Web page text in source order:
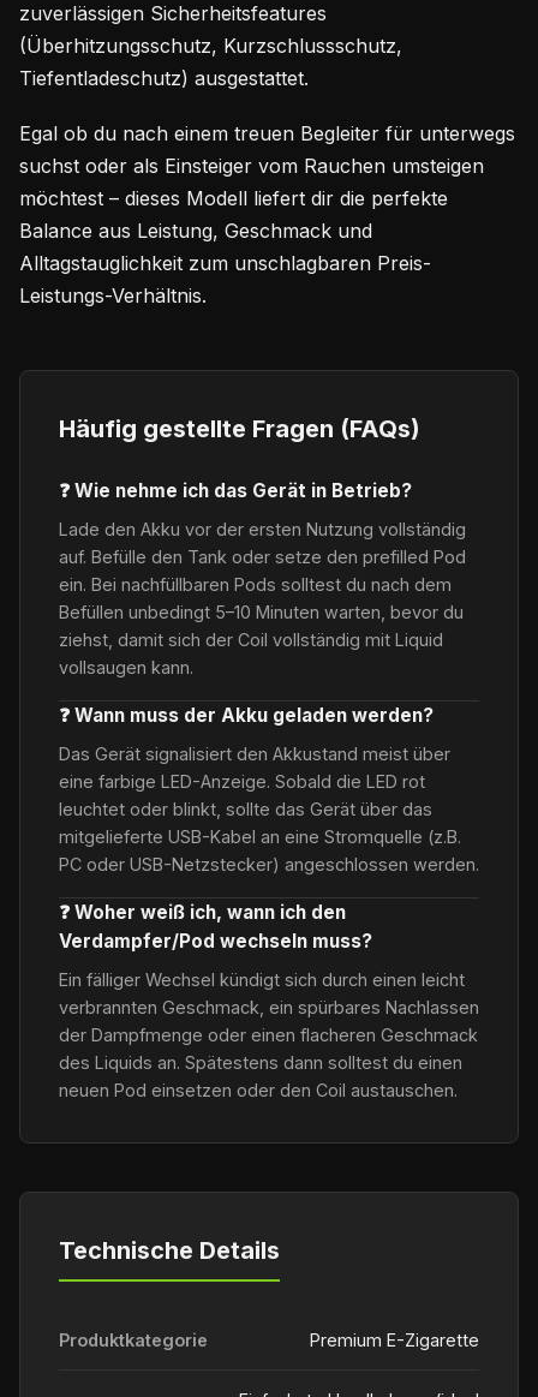
zuverlässigen Sicherheitsfeatures
(Überhitzungsschutz, Kurzschlussschutz,
Tiefentladeschutz) ausgestattet.
Egal ob du nach einem treuen Begleiter für unterwegs
suchst oder als Einsteiger vom Rauchen umsteigen
möchtest – dieses Modell liefert dir die perfekte
Balance aus Leistung, Geschmack und
Alltagstauglichkeit zum unschlagbaren Preis-
Leistungs-Verhältnis.
Häufig gestellte Fragen (FAQs)
❓ Wie nehme ich das Gerät in Betrieb?
Lade den Akku vor der ersten Nutzung vollständig
auf. Befülle den Tank oder setze den prefilled Pod
ein. Bei nachfüllbaren Pods solltest du nach dem
Befüllen unbedingt 5–10 Minuten warten, bevor du
ziehst, damit sich der Coil vollständig mit Liquid
vollsaugen kann.
❓ Wann muss der Akku geladen werden?
Das Gerät signalisiert den Akkustand meist über
eine farbige LED-Anzeige. Sobald die LED rot
leuchtet oder blinkt, sollte das Gerät über das
mitgelieferte USB-Kabel an eine Stromquelle (z.B.
PC oder USB-Netzstecker) angeschlossen werden.
❓ Woher weiß ich, wann ich den
Verdampfer/Pod wechseln muss?
Ein fälliger Wechsel kündigt sich durch einen leicht
verbrannten Geschmack, ein spürbares Nachlassen
der Dampfmenge oder einen flacheren Geschmack
des Liquids an. Spätestens dann solltest du einen
neuen Pod einsetzen oder den Coil austauschen.
Technische Details
Produktkategorie Premium E-Zigarette